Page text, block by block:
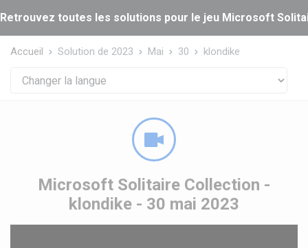
Retrouvez toutes les solutions pour le jeu Microsoft
Accueil Solution de 2023 Mai 30 klondike
Microsoft Solitaire Collection -
klondike - 30 mai 2023